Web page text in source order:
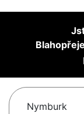
Nymburk